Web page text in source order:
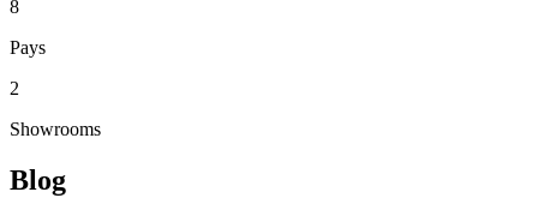
8
Pays
2
Showrooms
Blog